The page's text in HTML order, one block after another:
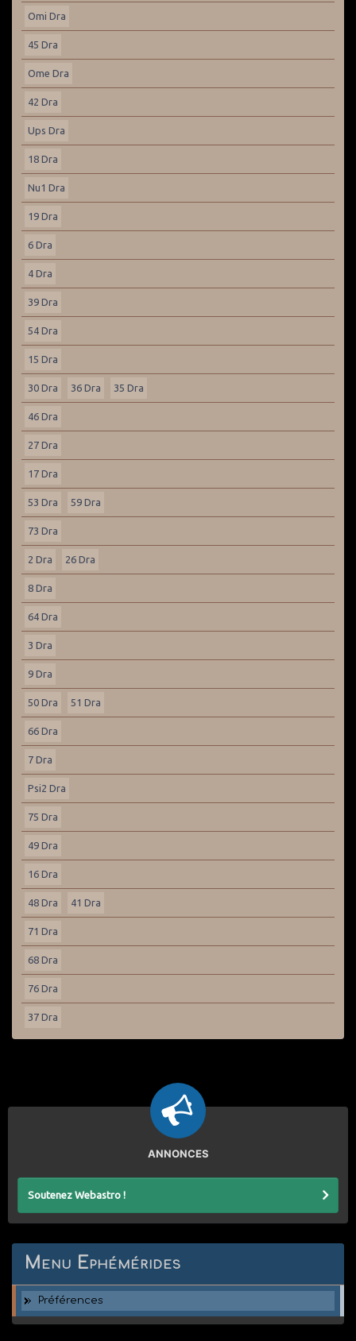
Omi Dra
45 Dra
Ome Dra
42 Dra
Ups Dra
18 Dra
Nu1 Dra
19 Dra
6 Dra
4 Dra
39 Dra
54 Dra
15 Dra
30 Dra 36 Dra 35 Dra
46 Dra
27 Dra
17 Dra
53 Dra 59 Dra
73 Dra
2 Dra 26 Dra
8 Dra
64 Dra
3 Dra
9 Dra
50 Dra 51 Dra
66 Dra
7 Dra
Psi2 Dra
75 Dra
49 Dra
16 Dra
48 Dra 41 Dra
71 Dra
68 Dra
76 Dra
37 Dra
ANNONCES
Soutenez Webastro !
Menu Ephémérides
Préférences